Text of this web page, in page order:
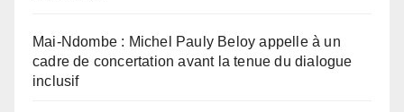
Mai-Ndombe : Michel Pauly Beloy appelle à un
cadre de concertation avant la tenue du dialogue
inclusif